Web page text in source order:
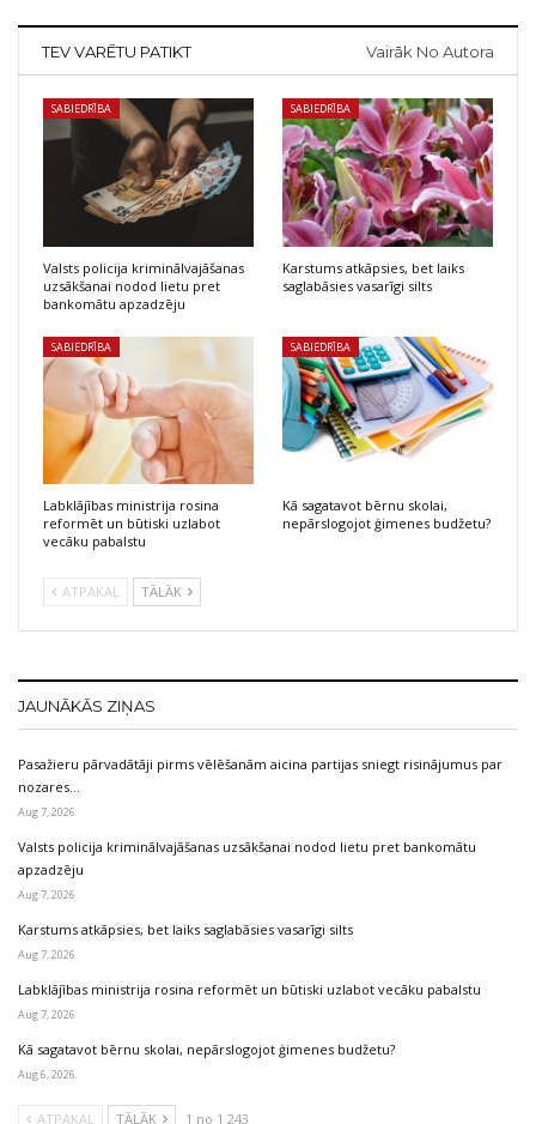
TEV VARĒTU PATIKT Vairāk No Autora
SABIEDRĪBA
Valsts policija kriminālvajāšanas
uzsākšanai nodod lietu pret
bankomātu apzadzēju
SABIEDRĪBA
Karstums atkāpsies, bet laiks
saglabāsies vasarīgi silts
SABIEDRĪBA
Labklājības ministrija rosina
reformēt un būtiski uzlabot
vecāku pabalstu
SABIEDRĪBA
Kā sagatavot bērnu skolai,
nepārslogojot ģimenes budžetu?
ATPAKAĻ TĀLĀK
JAUNĀKĀS ZIŅAS
Pasažieru pārvadātāji pirms vēlēšanām aicina partijas sniegt risinājumus par
nozares…
Aug 7, 2026
Valsts policija kriminālvajāšanas uzsākšanai nodod lietu pret bankomātu
apzadzēju
Aug 7, 2026
Karstums atkāpsies, bet laiks saglabāsies vasarīgi silts
Aug 7, 2026
Labklājības ministrija rosina reformēt un būtiski uzlabot vecāku pabalstu
Aug 7, 2026
Kā sagatavot bērnu skolai, nepārslogojot ģimenes budžetu?
Aug 6, 2026
ATPAKAĻ TĀLĀK 1 no 1 243